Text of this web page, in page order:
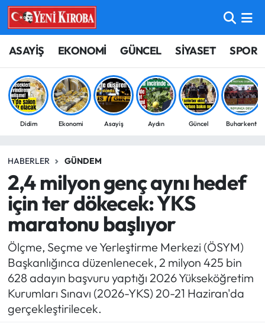
ASAYİŞ EKONOMİ GÜNCEL SİYASET SPOR
Didim Ekonomi Asayiş Aydın Güncel Buharkent
HABERLER GÜNDEM
2,4 milyon genç aynı hedef
için ter dökecek: YKS
maratonu başlıyor
Ölçme, Seçme ve Yerleştirme Merkezi (ÖSYM)
Başkanlığınca düzenlenecek, 2 milyon 425 bin
628 adayın başvuru yaptığı 2026 Yükseköğretim
Kurumları Sınavı (2026-YKS) 20-21 Haziran'da
gerçekleştirilecek.
ASAYİŞ
BİLİM-TEKNOLOJİ
ÇEVRE
EĞİTİM
EKONOMİ
GÜNCEL
GÜNDEM
MAGAZİN
SAĞLIK
Aydın Nöbetçi Eczaneler
Aydın Hava Durumu
Aydin Namaz Vakitleri
Süper Lig Puan Durumu ve Fikstür
Tüm Manşetler
Son Dakika Haberleri
Haber Arşivi